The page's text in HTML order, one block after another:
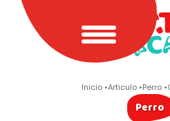
Inicio Articulo Perro
Perro